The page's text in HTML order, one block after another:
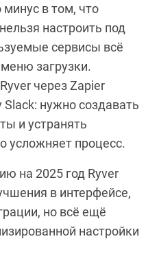
минус в том, что
настроить под
сервисы всё
загрузки.
через Zapier
нужно создавать
и устранять
усложняет процесс.
на 2025 год Ryver
в интерфейсе,
но всё ещё
настройки